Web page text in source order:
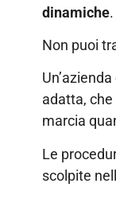
dinamiche.
Non puoi
adatta,
marcia
Le
scolpite